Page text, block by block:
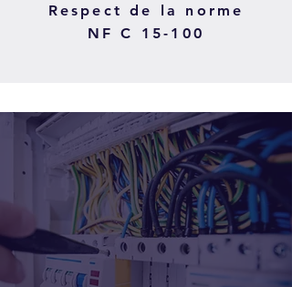
Respect de la norme
NF C 15-100